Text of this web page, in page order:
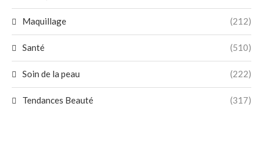
Maquillage (212)
Santé (510)
Soin de la peau (222)
Tendances Beauté (317)